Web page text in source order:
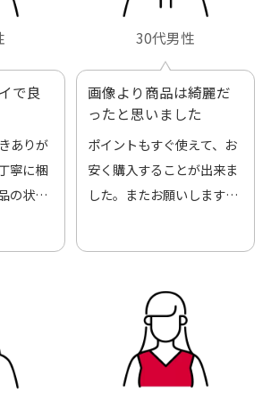
で良
ありが
寧に梱
の状態
30代男性
画像より商品は綺麗だ
ったと思いました
ポイントもすぐ使えて、お
安く購入することが出来ま
した。またお願いします、